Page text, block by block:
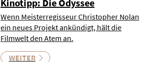
Kinotipp: Die Odyssee
Wenn Meisterregisseur Christopher Nolan
ein neues Projekt ankündigt, hält die
Filmwelt den Atem an.
WEITER